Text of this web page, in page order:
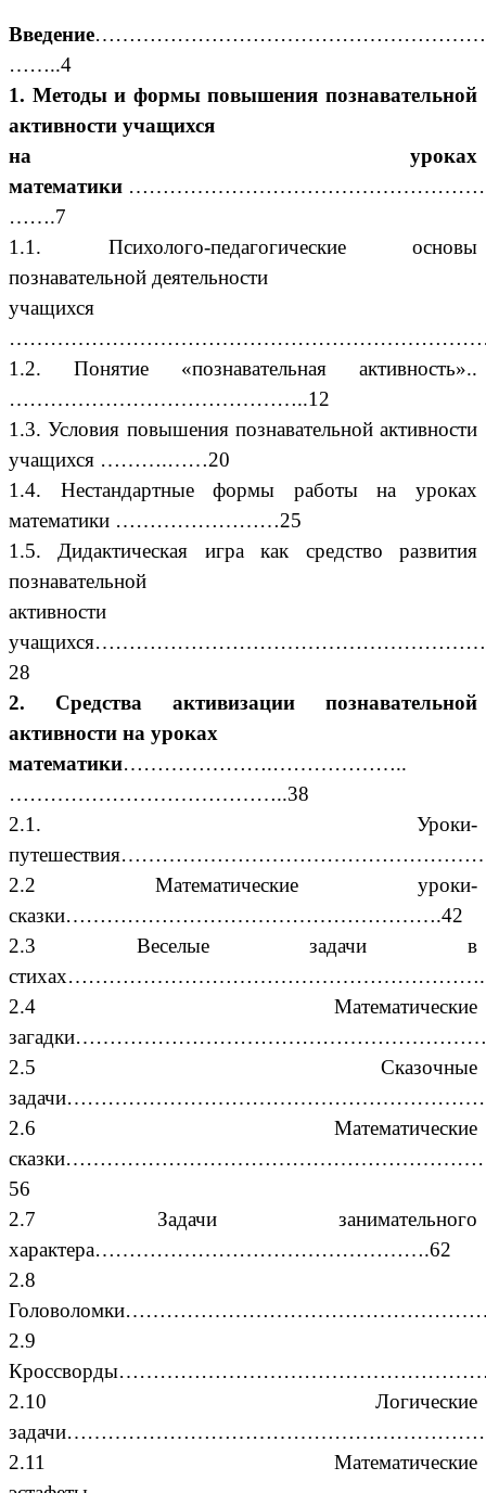
Введение
……..4
1. Методы и формы повышения познавательной
активности учащихся
на уроках
математики
…….7
1.1. Психолого-педагогические основы
познавательной деятельности
учащихся
1.2. Понятие «познавательная активность»..
……………………………………..12
1.3. Условия повышения познавательной активности
учащихся ……….……20
1.4. Нестандартные формы работы на уроках
математики ……………………25
1.5. Дидактическая игра как средство развития
познавательной
активности
28
2. Средства активизации познавательной
активности на уроках
математики………………….………………..
…………………………………..38
2.1.
Уроки-
2.2 Математические уроки-
сказки……………………………………………….42
2.3 Веселые задачи в
2.4 Математические
2.5 Сказочные
2.6 Математические
56
2.7 Задачи занимательного
характера………………………………………….62
2.8
2.9
2.10 Логические
2.11 Математические